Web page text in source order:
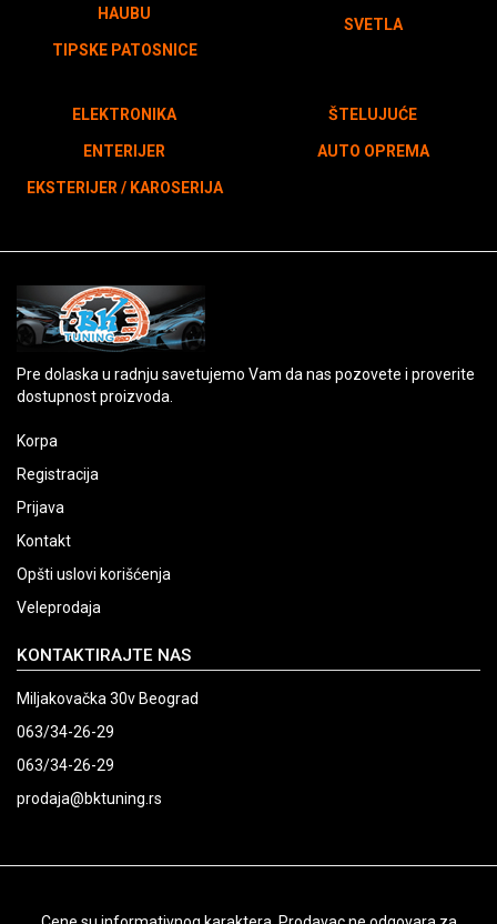
HAUBU
TIPSKE PATOSNICE
SVETLA
ELEKTRONIKA
ENTERIJER
EKSTERIJER / KAROSERIJA
ŠTELUJUĆE
AUTO OPREMA
Pre dolaska u radnju savetujemo Vam da nas pozovete i proverite
dostupnost proizvoda.
Korpa
Registracija
Prijava
Kontakt
Opšti uslovi korišćenja
Veleprodaja
KONTAKTIRAJTE NAS
Miljakovačka 30v Beograd
063/34-26-29
063/34-26-29
prodaja@bktuning.rs